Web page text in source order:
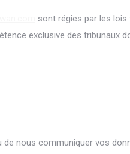
sont régies par les
exclusive des tribunaux
de nous communiquer vos